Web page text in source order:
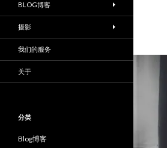
BLOG博客
摄影
我们的服务
关于
分类
Blog博客